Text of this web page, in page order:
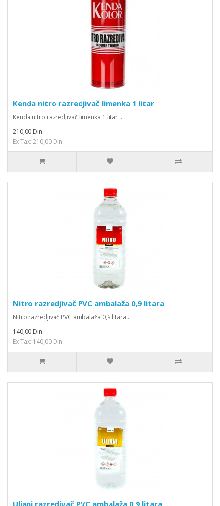
Kenda nitro razredjivač limenka 1 litar
Kenda nitro razredjivač limenka 1 litar ..
210,00 Din
Ex Tax: 210,00 Din
Nitro razredjivač PVC ambalaža 0,9 litara
Nitro razredjivač PVC ambalaža 0,9 litara..
140,00 Din
Ex Tax: 140,00 Din
Uljani razredivač PVC ambalaža 0,9 litara